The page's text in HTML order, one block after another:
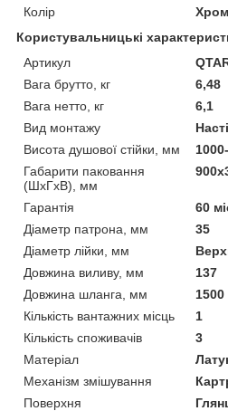
Колір
Хром
Користувальницькі
Артикул
Вага брутто, кг
6,48
Вага нетто, кг
6,1
Вид монтажу
Висота душової стійки, мм
Габарити паковання
(ШхГхВ), мм
Гарантія
60
Діаметр патрона, мм
35
Діаметр лійки, мм
Довжина виливу, мм
137
Довжина шланга, мм
1500
Кількість вантажних місць
1
Кількість споживачів
3
Матеріал
Механізм змішування
Поверхня